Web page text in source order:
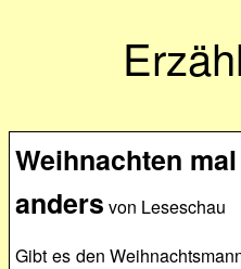
Weihnachten mal
anders von Leseschau
Gibt es den